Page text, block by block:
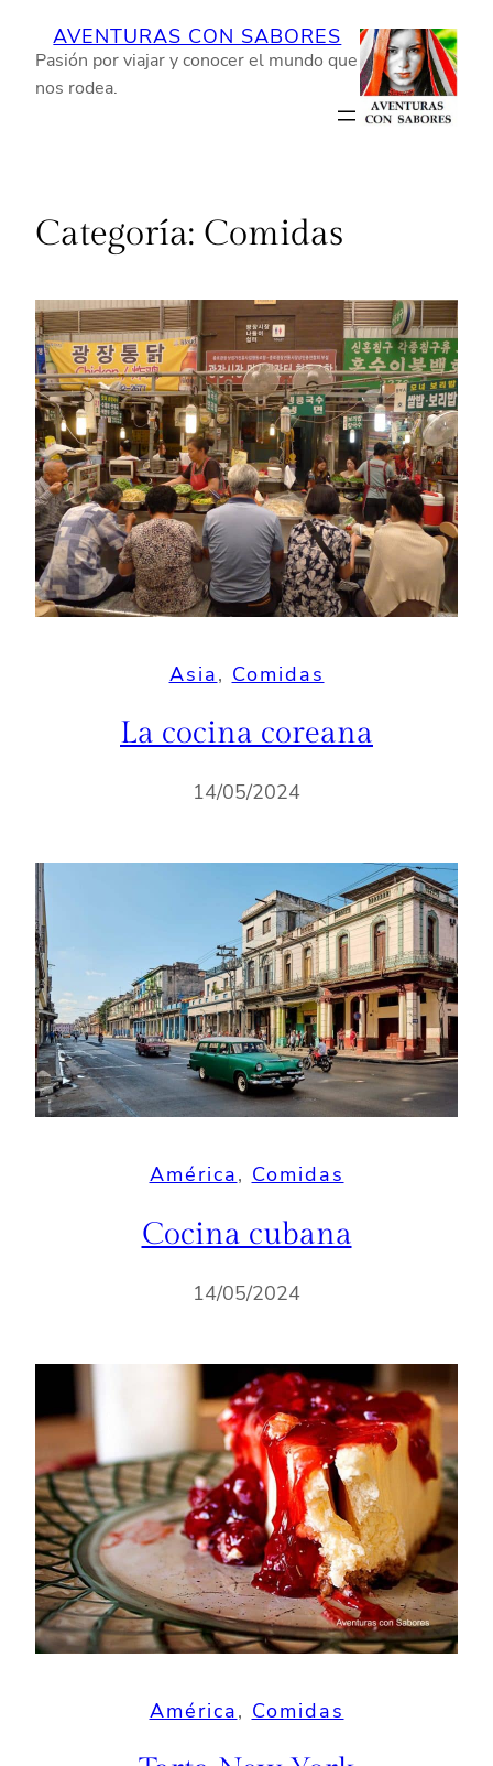
Saltar
contenido
AVENTURAS CON SABORES
Pasión por viajar y conocer el mundo que
nos rodea.
Categoría: Comidas
Asia, Comidas
La cocina coreana
14/05/2024
América, Comidas
Cocina cubana
14/05/2024
América, Comidas